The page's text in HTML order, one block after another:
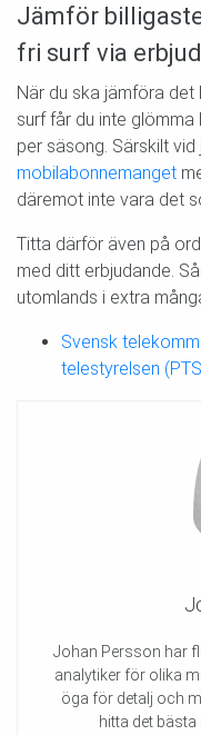
Jämför
fri surf via
När du ska jämföra det
surf får du inte glömma
per säsong. Särskilt
mobilabonnemanget
däremot inte vara det
Titta därför även på
med ditt erbjudande.
utomlands i extra
Svensk
telestyrelsen
Johan Persson har
analytiker för olika
öga för detalj och
hitta det